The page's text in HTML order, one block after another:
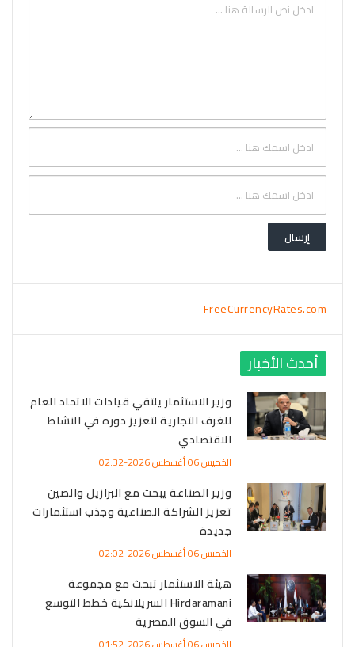
FreeCurrencyRates.com
أحدث الأخبار
وزير الاستثمار يلتقي قيادات الاتحاد العام
للغرف التجارية لتعزيز دوره في النشاط
الاقتصادي
الخميس 06 أغسطس 2026-02:32
وزير الصناعة يبحث مع البرازيل والصين
تعزيز الشراكة الصناعية وجذب استثمارات
جديدة
الخميس 06 أغسطس 2026-02:02
هيئة الاستثمار تبحث مع مجموعة
Hirdaramani السريلانكية خطط التوسع
في السوق المصرية